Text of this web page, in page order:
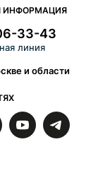
ИНФОРМАЦИЯ
33-43
линия
и области